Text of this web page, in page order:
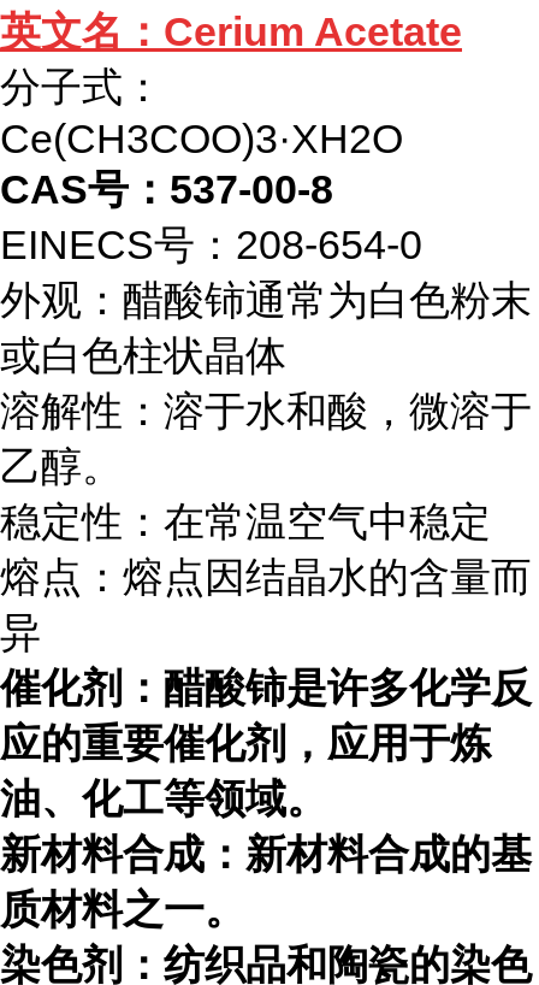
英文名：Cerium Acetate
分子式：
Ce(CH3COO)3·XH2O
CAS号：537-00-8
EINECS号：208-654-0
外观：醋酸铈通常为白色粉末
或白色柱状晶体
溶解性：溶于水和酸，微溶于
乙醇。
稳定性：在常温空气中稳定
熔点：熔点因结晶水的含量而
异
催化剂：醋酸铈是许多化学反
应的重要催化剂，应用于炼
油、化工等领域。
新材料合成：新材料合成的基
质材料之一。
染色剂：纺织品和陶瓷的染色